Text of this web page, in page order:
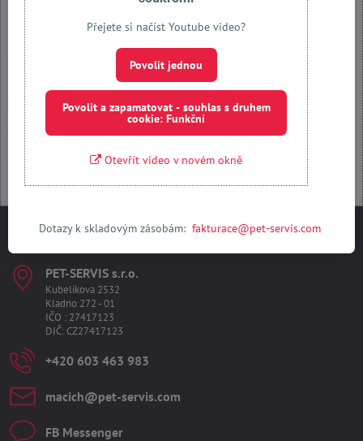
Povolit jednou
Povolit a zapamatovat - souhlas s druhem cookie: Funkční
Otevřít obsah v novém okně
Kontakty
PET-SERVIS s​.r​.o​.
Kubelíkova 2532
Kladno 272 - 01
IČO : 27417123
DIČ: CZ27417123
+420 603 463 983
macich​@pet-servis​.com
FB Messenger
Přejete si načíst Youtube video?
Povolit jednou
Povolit a zapamatovat - souhlas s druhem
cookie: Funkční
Otevřít video v novém okně
Dotazy k skladovým zásobám:fakturace@pet-servis.com